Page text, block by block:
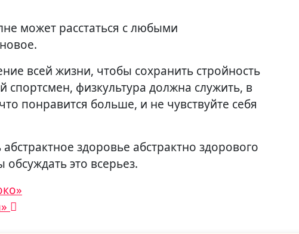
может расстаться с любыми
всей жизни, чтобы сохранить стройность
физкультура должна служить, в
понравится больше, и не чувствуйте себя
здоровье абстрактно здорового
это всерьез.